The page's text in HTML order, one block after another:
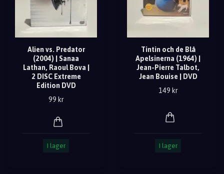
Alien vs. Predator
(2004) | Sanaa
Lathan, Raoul Bova |
2 DISC Extreme
Edition DVD
99 kr
I lager
Tintin och de Blå
Apelsinerna (1964) |
Jean-Pierre Talbot,
Jean Bouise | DVD
149 kr
I lager